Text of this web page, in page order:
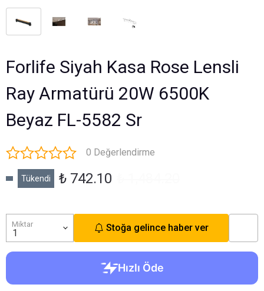
Forlife Siyah Kasa Rose Lensli
Ray Armatürü 20W 6500K
Beyaz FL-5582 Sr
0 Değerlendirme
Tükendi ₺ 742.10
Miktar Stoğa gelince haber ver